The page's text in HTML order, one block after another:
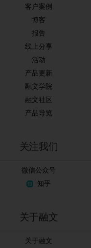
客户案例
博客
报告
线上分享
活动
产品更新
融文学院
融文社区
产品导览
关注我们
微信公众号
知乎
关于融文
关于融文